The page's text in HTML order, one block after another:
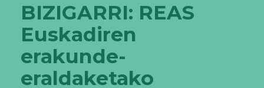
BIZIGARRI: REAS
Euskadiren
erakunde-
eraldaketako